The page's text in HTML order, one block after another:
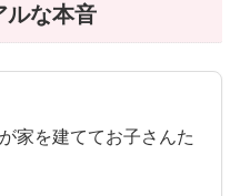
ルな本音
家を建ててお子さんた